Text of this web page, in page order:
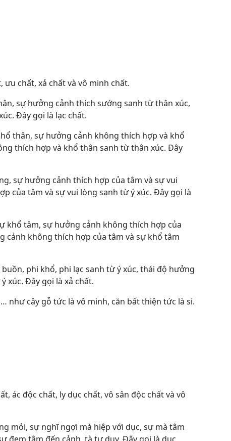
ưu chất, xả chất và vô minh chất.
sự hưởng cảnh thích sướng sanh từ thân xúc,
Đây gọi là lạc chất.
thân, sự hưởng cảnh không thích hợp và khổ
thích hợp và khổ thân sanh từ thân xúc. Đây
sự hưởng cảnh thích hợp của tâm và sự vui
của tâm và sự vui lòng sanh từ ý xúc. Đây gọi là
khổ tâm, sự hưởng cảnh không thích hợp của
cảnh không thích hợp của tâm và sự khổ tâm
phi khổ, phi lạc sanh từ ý xúc, thái độ hưởng
xúc. Đây gọi là xả chất.
như cây gỗ tức là vô minh, căn bất thiện tức là si.
ác độc chất, ly dục chất, vô sân độc chất và vô
mỏi, sự nghĩ ngợi mà hiệp với dục, sự mà tâm